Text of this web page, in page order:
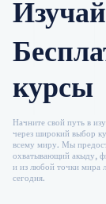
курсы
Начните свой путь в
через широкий выбор
всему миру. Мы
охватывающий акыду,
и из любой точки мира
сегодня.